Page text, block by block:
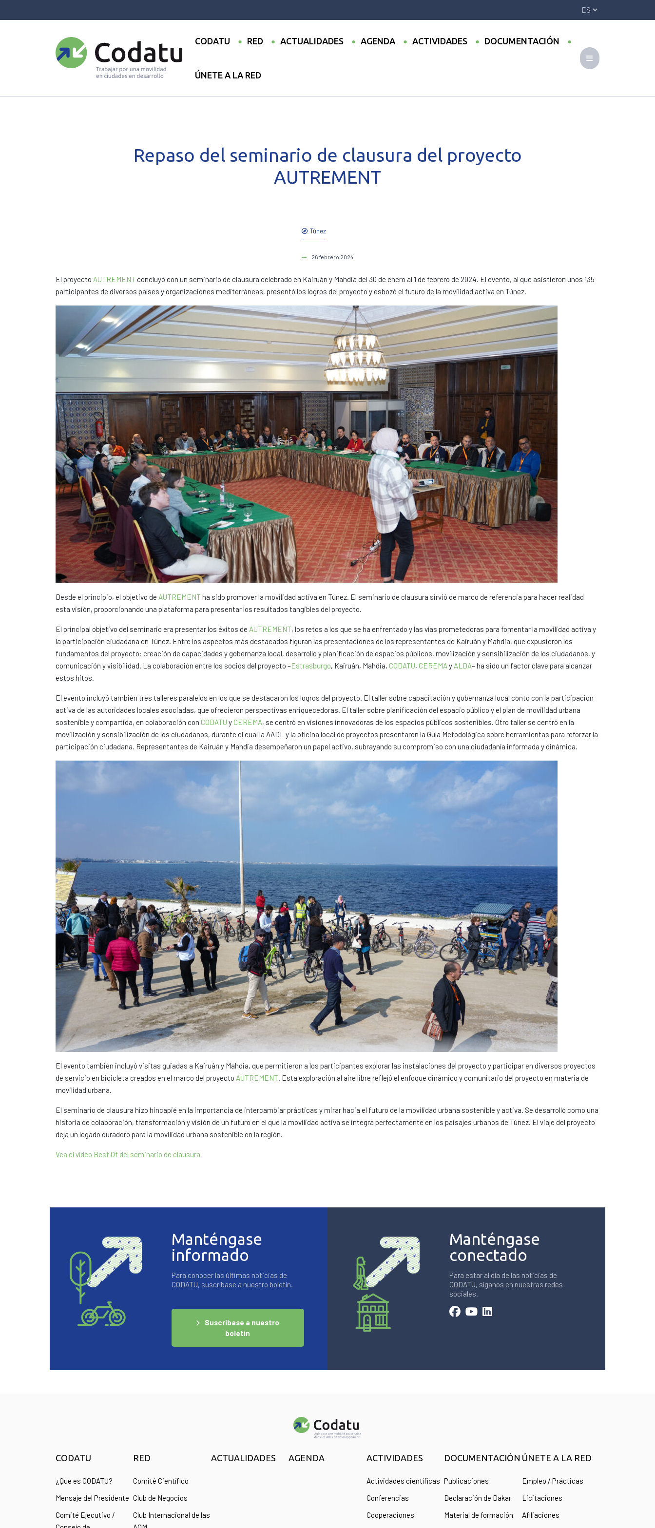
CODATU RED ACTUALIDADES AGENDA ACTIVIDADES DOCUMENTACIÓN
ÚNETE A LA RED
Túnez
26 febrero 2024
Repaso del seminario de clausura del proyecto
AUTREMENT
El proyecto AUTREMENT concluyó con un seminario de clausura celebrado en Kairuán y Mahdia del 30 de enero al 1 de febrero de 2024. El evento, al que asistieron unos 135
participantes de diversos países y organizaciones mediterráneas, presentó los logros del proyecto y esbozó el futuro de la movilidad activa en Túnez.
Desde el principio, el objetivo de AUTREMENT ha sido promover la movilidad activa en Túnez. El seminario de clausura sirvió de marco de referencia para hacer realidad
esta visión, proporcionando una plataforma para presentar los resultados tangibles del proyecto.
El principal objetivo del seminario era presentar los éxitos de AUTREMENT, los retos a los que se ha enfrentado y las vías prometedoras para fomentar la movilidad activa y
la participación ciudadana en Túnez. Entre los aspectos más destacados figuran las presentaciones de los representantes de Kairuán y Mahdia, que expusieron los
fundamentos del proyecto: creación de capacidades y gobernanza local, desarrollo y planificación de espacios públicos, movilización y sensibilización de los ciudadanos, y
comunicación y visibilidad. La colaboración entre los socios del proyecto –Estrasburgo, Kairuán, Mahdia, CODATU, CEREMAy ALDA– ha sido un factor clave para alcanzar
estos hitos.
El evento incluyó también tres talleres paralelos en los que se destacaron los logros del proyecto. El taller sobre capacitación y gobernanza local contó con la participación
activa de las autoridades locales asociadas, que ofrecieron perspectivas enriquecedoras. El taller sobre planificación del espacio público y el plan de movilidad urbana
sostenible y compartida, en colaboración con CODATU y CEREMA, se centró en visiones innovadoras de los espacios públicos sostenibles. Otro taller se centró en la
movilización y sensibilización de los ciudadanos, durante el cual la AADL y la oficina local de proyectos presentaron la Guía Metodológica sobre herramientas para reforzar la
participación ciudadana. Representantes de Kairuán y Mahdia desempeñaron un papel activo, subrayando su compromiso con una ciudadanía informada y dinámica.
El evento también incluyó visitas guiadas a Kairuán y Mahdia, que permitieron a los participantes explorar las instalaciones del proyecto y participar en diversos proyectos
de servicio en bicicleta creados en el marco del proyecto AUTREMENT. Esta exploración al aire libre reflejó el enfoque dinámico y comunitario del proyecto en materia de
movilidad urbana.
El seminario de clausura hizo hincapié en la importancia de intercambiar prácticas y mirar hacia el futuro de la movilidad urbana sostenible y activa. Se desarrolló como una
historia de colaboración, transformación y visión de un futuro en el que la movilidad activa se integra perfectamente en los paisajes urbanos de Túnez. El viaje del proyecto
deja un legado duradero para la movilidad urbana sostenible en la región.
Vea el vídeo Best Of del seminario de clausura
Manténgase
informado
Para conocer las últimas noticias de
CODATU, suscríbase a nuestro boletín.
Suscríbase a nuestro
boletín
Manténgase
conectado
Para estar al día de las noticias de
CODATU, síganos en nuestras redes
sociales.
CODATU
¿Qué es CODATU?
Mensaje del Presidente
Comité Ejecutivo /
RED
Comité Científico
Club de Negocios
Club Internacional de las
ACTUALIDADES AGENDA ACTIVIDADES
Actividades científicas
Conferencias
Cooperaciones
DOCUMENTACIÓN
Publicaciones
Declaración de Dakar
Material de formación
ÚNETE A LA RED
Empleo / Prácticas
Licitaciones
Afiliaciones